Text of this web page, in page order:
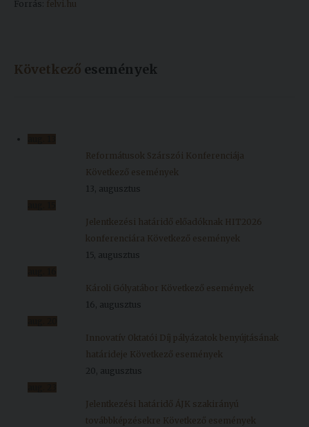
Forrás: felvi.hu
Következő események
Reformátusok Szárszói Konferenciája
Következő események
13, augusztus
Jelentkezési határidő előadóknak HIT2026
konferenciára Következő események
15, augusztus
Károli Gólyatábor Következő események
16, augusztus
Innovatív Oktatói Díj pályázatok benyújtásának
határideje Következő események
20, augusztus
Jelentkezési határidő ÁJK szakirányú
továbbképzésekre Következő események